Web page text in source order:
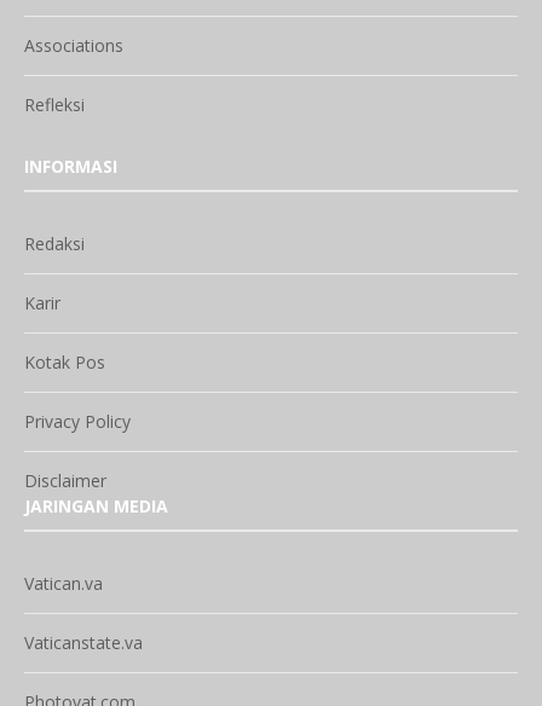
Associations
Refleksi
INFORMASI
Redaksi
Karir
Kotak Pos
Privacy Policy
Disclaimer
JARINGAN MEDIA
Vatican.va
Vaticanstate.va